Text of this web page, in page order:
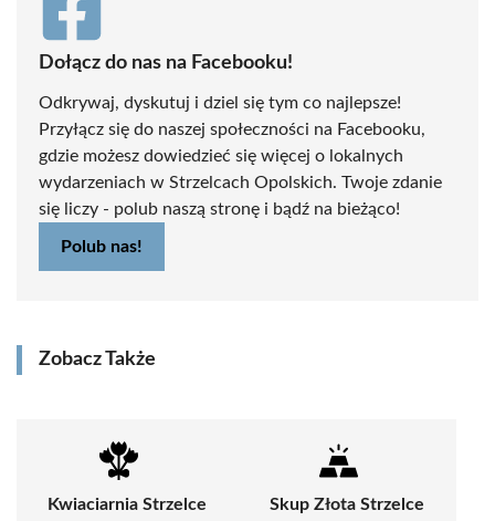
Dołącz do nas na Facebooku!
Odkrywaj, dyskutuj i dziel się tym co najlepsze!
Przyłącz się do naszej społeczności na Facebooku,
gdzie możesz dowiedzieć się więcej o lokalnych
wydarzeniach w Strzelcach Opolskich. Twoje zdanie
się liczy - polub naszą stronę i bądź na bieżąco!
Polub nas!
Zobacz Także
Kwiaciarnia Strzelce
Skup Złota Strzelce